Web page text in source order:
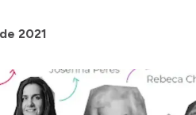
2021